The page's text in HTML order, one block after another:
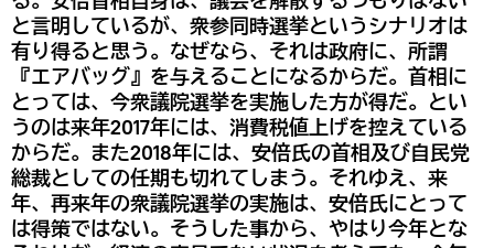
と言明しているが、衆参同時選挙というシナリオは
有り得ると思う。なぜなら、それは政府に、所謂
『エアバッグ』を与えることになるからだ。首相に
とっては、今衆議院選挙を実施した方が得だ。とい
うのは来年2017年には、消費税値上げを控えている
からだ。また2018年には、安倍氏の首相及び自民党
総裁としての任期も切れてしまう。それゆえ、来
年、再来年の衆議院選挙の実施は、安倍氏にとって
は得策ではない。そうした事から、やはり今年とな